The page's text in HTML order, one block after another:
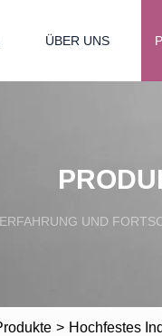
ÜBER UNS
UND
> Hochfestes